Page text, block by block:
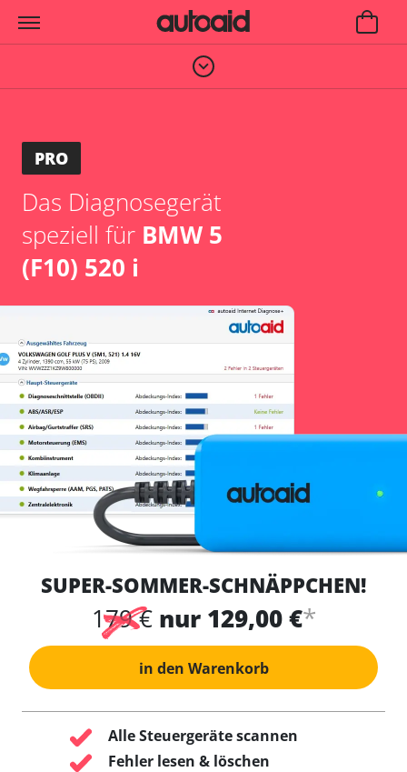
PRO
Das Diagnosegerät
speziell für BMW 5
(F10) 520 i
SUPER-SOMMER-SCHNÄPPCHEN!
179 € nur 129,00 €*
in den Warenkorb
Alle Steuergeräte scannen
Fehler lesen & löschen